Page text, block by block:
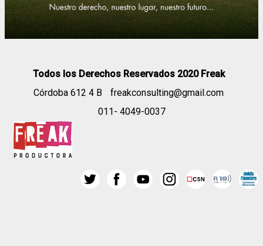
Todos los Derechos Reservados 2020 Freak
Córdoba 612 4 B
freakconsulting@gmail.com
011- 4049-0037